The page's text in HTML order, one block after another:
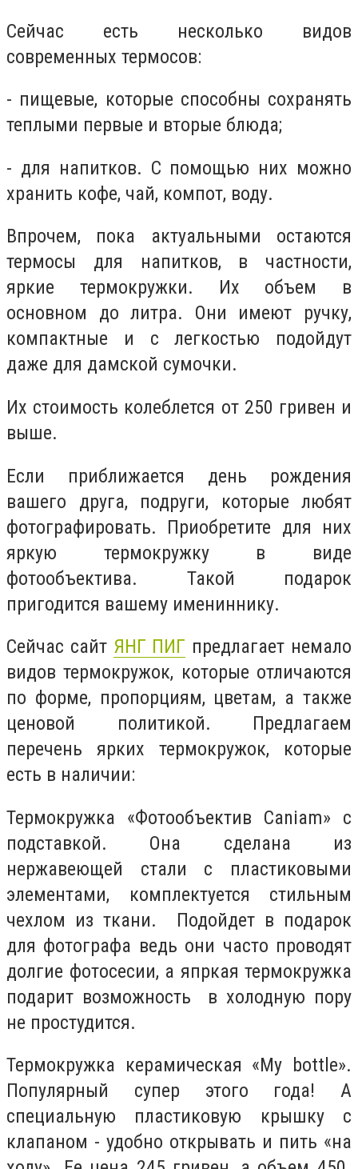
Сейчас есть несколько видов
современных термосов:
- пищевые, которые способны сохранять
теплыми первые и вторые блюда;
- для напитков. С помощью них можно
хранить кофе, чай, компот, воду.
Впрочем, пока актуальными остаются
термосы для напитков, в частности,
яркие термокружки. Их объем в
основном до литра. Они имеют ручку,
компактные и с легкостью подойдут
даже для дамской сумочки.
Их стоимость колеблется от 250 гривен и
выше.
Если приближается день рождения
вашего друга, подруги, которые любят
фотографировать. Приобретите для них
яркую термокружку в виде
фотообъектива. Такой подарок
пригодится вашему имениннику.
Сейчас сайт ЯНГ ПИГ предлагает немало
видов термокружок, которые отличаются
по форме, пропорциям, цветам, а также
ценовой политикой. Предлагаем
перечень ярких термокружок, которые
есть в наличии:
Термокружка «Фотообъектив Caniam» с
подставкой. Она сделана из
нержавеющей стали с пластиковыми
элементами, комплектуется стильным
чехлом из ткани. Подойдет в подарок
для фотографа ведь они часто проводят
долгие фотосесии, а япркая термокружка
подарит возможность в холодную пору
не простудится.
Термокружка керамическая «My bottle».
Популярный супер этого года! А
специальную пластиковую крышку с
клапаном - удобно открывать и пить «на